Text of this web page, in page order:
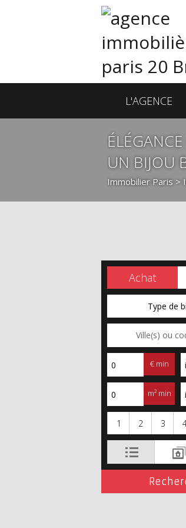
L'AGENCE
UN BIJOU
Immobilier Paris >
Achat
Type de
€ min
m² min
1 2 3